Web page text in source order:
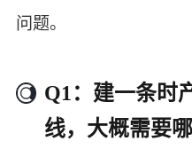
问题。
Q1：建一条时
线，大概需要